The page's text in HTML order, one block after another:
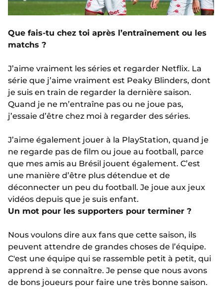
Que fais-tu chez toi après l’entraînement ou les
matchs ?
J’aime vraiment les séries et regarder Netflix. La
série que j’aime vraiment est Peaky Blinders, dont
je suis en train de regarder la dernière saison.
Quand je ne m’entraîne pas ou ne joue pas,
j’essaie d’être chez moi à regarder des séries.
J’aime également jouer à la PlayStation, quand je
ne regarde pas de film ou joue au football, parce
que mes amis au Brésil jouent également. C’est
une manière d’être plus détendue et de
déconnecter un peu du football. Je joue aux jeux
vidéos depuis que je suis enfant.
Un mot pour les supporters pour terminer ?
Nous voulons dire aux fans que cette saison, ils
peuvent attendre de grandes choses de l’équipe.
C'est une équipe qui se rassemble petit à petit, qui
apprend à se connaître. Je pense que nous avons
de bons joueurs pour faire une très bonne saison.